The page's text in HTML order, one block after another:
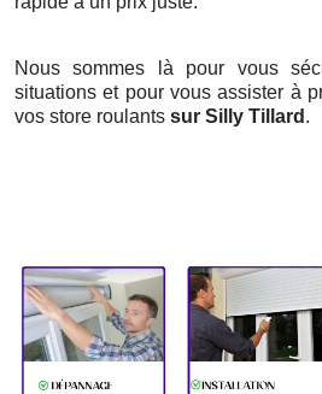
Nous sommes là pour vous
situations et pour vous assister à
vos store roulants sur Silly Tillard .